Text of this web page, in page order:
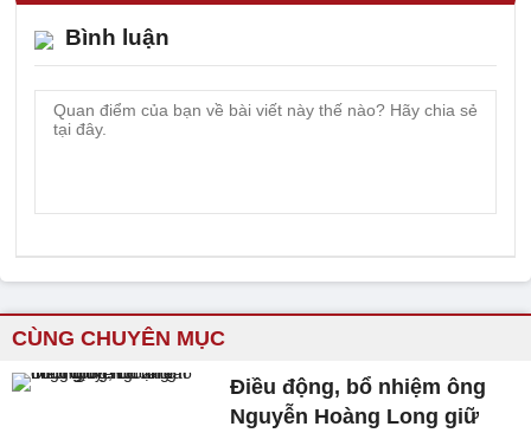
Bình luận
CÙNG CHUYÊN MỤC
Điều động, bổ nhiệm ông
Nguyễn Hoàng Long giữ